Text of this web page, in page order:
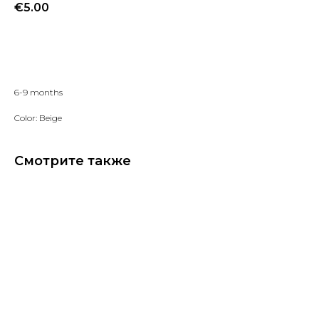
€5.00
6-9 months
Color: Beige
Смотрите также